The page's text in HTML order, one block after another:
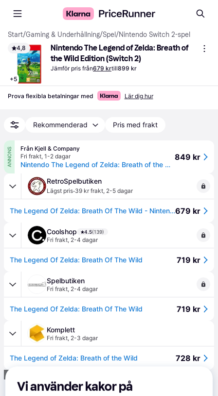
Start/Gaming & Underhållning/Spel /Nintendo Switch 2-spel
4,8
+5
Nintendo The Legend of Zelda: Breath of
the Wild Edition (Switch 2)
Jämför pris från679 krtill899 kr
Prova flexibla betalningar med Lär dig hur
Rekommenderad Pris med frakt
ANNONS
Från Kjell & Company
Fri frakt, 1-2 dagar
Nintendo The Legend of Zelda: Breath of the Wild - Switch 2 Edition
849 kr
RetroSpelbutiken
Lägst pris·39 kr frakt, 2-5 dagar
The Legend Of Zelda: Breath Of The Wild - Nintendo Switch 2 edition679 kr
Coolshop 4.5(139)
Fri frakt, 2-4 dagar
The Legend Of Zelda: Breath Of The Wild 719 kr
Spelbutiken
Fri frakt, 2-4 dagar
The Legend Of Zelda: Breath Of The Wild 719 kr
Komplett
Fri frakt, 2-3 dagar
The Legend of Zelda: Breath of the Wild 728 kr
Annons
Vi använder kakor på